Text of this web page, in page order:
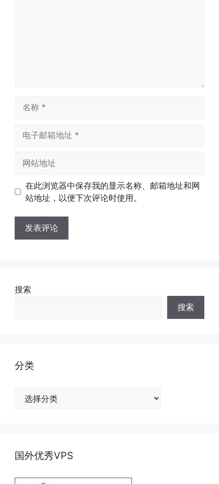
址
址
在此浏览器中保存我的显示名称、邮箱地址和网
站地址，以便下次评论时使用。
搜索
搜索
分类
国外优秀VPS